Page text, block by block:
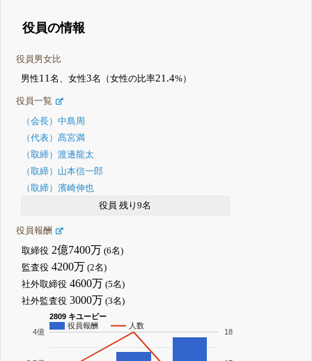
役員の情報
役員男女比
男性11名、女性3名（女性の比率21.4%）
役員一覧
（会長）中島周
（代表）髙宮満
（取締）渡邊龍太
（取締）山本信一郎
（取締）濱崎伸也
役員 残り9名
役員報酬
取締役 2億7400万 (6名)
監査役 4200万 (2名)
社外取締役 4600万 (5名)
社外監査役 3000万 (3名)
2809 キユーピー
役員報酬
人数
4億 18